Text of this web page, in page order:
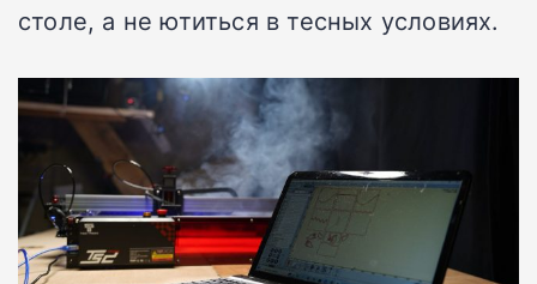
столе, а не ютиться в тесных условиях.